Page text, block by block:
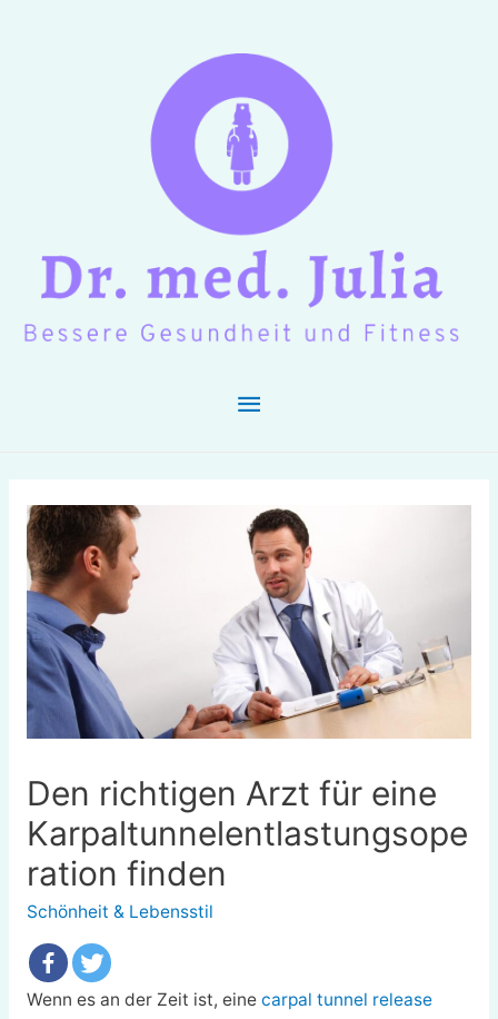
Hauptmenü
Den richtigen Arzt für eine
Karpaltunnelentlastungsope
ration finden
Schönheit & Lebensstil
Wenn es an der Zeit ist, eine carpal tunnel release